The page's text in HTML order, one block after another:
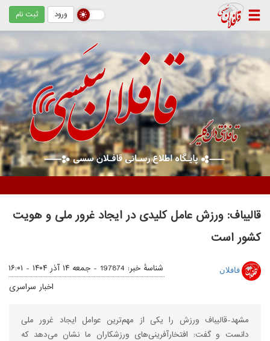
ورود ثبت نام
قالیباف: ورزش عامل کلیدی در ایجاد غرور ملی و هویت
کشور است
قافلان شناسهٔ خبر: 197874 -
جمعه ۱۴ آذر ۱۴۰۴ - ۱۶:۰۱
اخبار سراسری
مشهد-قالیباف ورزش را یکی از مهم‌ترین عوامل ایجاد غرور ملی
دانست و گفت: افتخارآفرینی‌های ورزشکاران ما نشان می‌دهد که